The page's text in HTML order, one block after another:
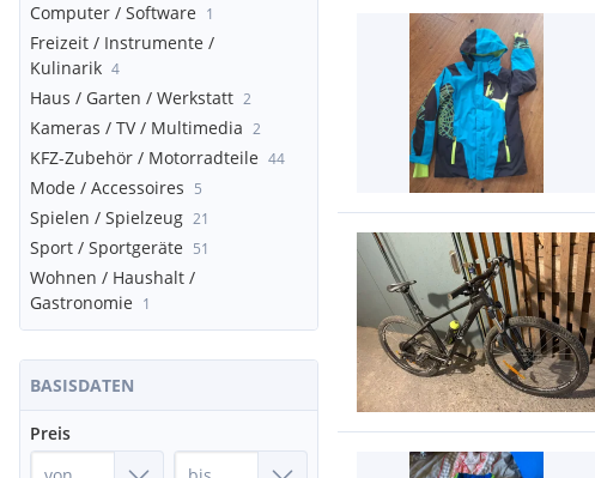
Computer / Software 1
Freizeit / Instrumente /
Kulinarik 4
Haus / Garten / Werkstatt 2
Kameras / TV / Multimedia 2
KFZ-Zubehör / Motorradteile 44
Mode / Accessoires 5
Spielen / Spielzeug 21
Sport / Sportgeräte 51
Wohnen / Haushalt /
Gastronomie 1
BASISDATEN
Preis